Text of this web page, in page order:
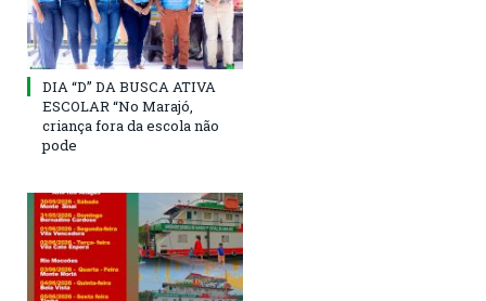
DIA “D” DA BUSCA ATIVA
ESCOLAR “No Marajó,
criança fora da escola não
pode